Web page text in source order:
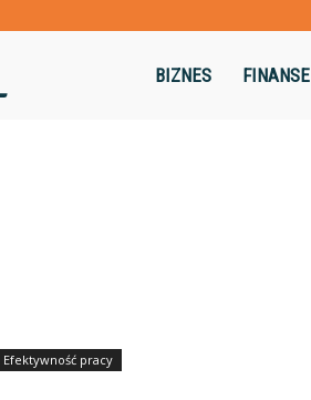
BIZNES FINANSE
Efektywność pracy